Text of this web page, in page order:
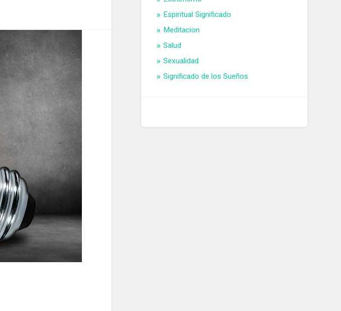
Espiritual Significado
Meditacion
Salud
Sexualidad
Significado de los Sueños